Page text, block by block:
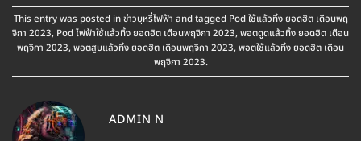
This entry was posted inข่าวบุหรี่ไฟฟ้า and tagged Pod ใช้แล้วทิ้ง ยอดฮิต เดือนพฤ
จิกา 2023, Pod ไฟฟ้าใช้แล้วทิ้ง ยอดฮิต เดือนพฤจิกา 2023, พอตดูดแล้วทิ้ง ยอดฮิต เดือน
พฤจิกา 2023, พอตสูบแล้วทิ้ง ยอดฮิต เดือนพฤจิกา 2023, พอตใช้แล้วทิ้ง ยอดฮิต เดือน
พฤจิกา 2023.
ADMIN N